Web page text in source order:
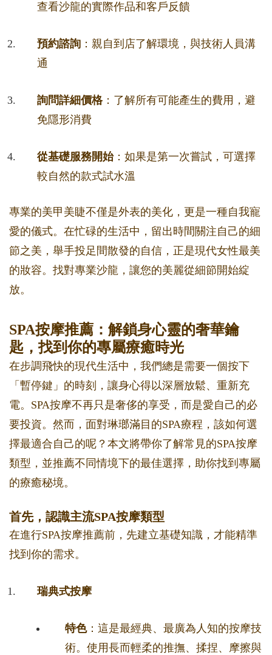
查看沙龍的實際作品和客戶反饋
預約諮詢 ：親自到店了解環境，與技術人員溝
通
詢問詳細價格：了解所有可能產生的費用，避
免隱形消費
從基礎服務開始：如果是第一次嘗試，可選擇
較自然的款式試水溫
專業的美甲美睫不僅是外表的美化，更是一種自我寵
愛的儀式。在忙碌的生活中，留出時間關注自己的細
節之美，舉手投足間散發的自信，正是現代女性最美
的妝容。找對專業沙龍，讓您的美麗從細節開始綻
放。
SPA按摩推薦：解鎖身心靈的奢華鑰
匙，找到你的專屬療癒時光
在步調飛快的現代生活中，我們總是需要一個按下
「暫停鍵」的時刻，讓身心得以深層放鬆、重新充
電。SPA按摩不再只是奢侈的享受，而是愛自己的必
要投資。然而，面對琳瑯滿目的SPA療程，該如何選
擇最適合自己的呢？本文將帶你了解常見的SPA按摩
類型，並推薦不同情境下的最佳選擇，助你找到專屬
的療癒秘境。
首先，認識主流SPA按摩類型
在進行SPA按摩推薦前，先建立基礎知識，才能精準
找到你的需求。
瑞典式按摩
特色：這是最經典、最廣為人知的按摩技
術。使用長而輕柔的推撫、揉捏、摩擦與